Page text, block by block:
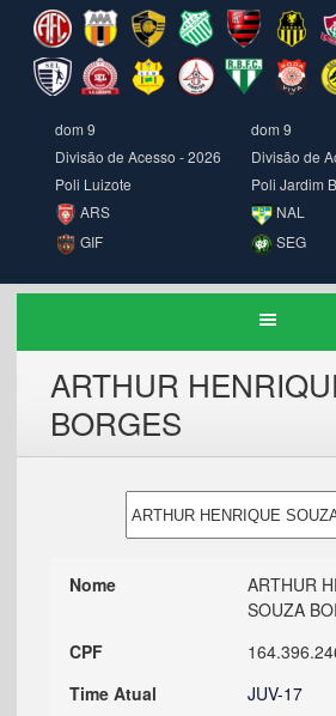
dom 9
Divisão de Acesso - 2026
Poli Luizote
ARS
GIF
dom 9
Divisão de
Poli Jardim
NAL
SEG
ARTHUR
BORGES
Nome
ARTHUR
SOUZA
CPF
Time Atual
JUV-17